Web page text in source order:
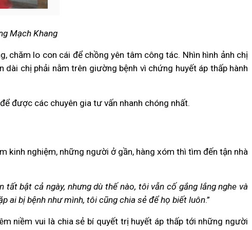
Mạch Khang
chăm lo con cái để chồng yên tâm công tác. Nhìn hình ảnh chị
chị phải nằm trên giường bệnh vì chứng huyết áp thấp hành
để được các chuyên gia tư vấn nhanh chóng nhất.
kinh nghiệm, những người ở gần, hàng xóm thì tìm đến tận nhà
bật cả ngày, nhưng dù thế nào, tôi vẫn cố gắng lắng nghe và
ai bị bệnh như mình, tôi cũng chia sẻ để họ biết luôn.”
niềm vui là chia sẻ bí quyết trị huyết áp thấp tới những người